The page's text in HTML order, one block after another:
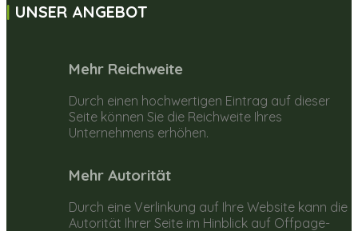
UNSER ANGEBOT
Mehr Reichweite
Durch einen hochwertigen Eintrag auf dieser
Seite können Sie die Reichweite Ihres
Unternehmens erhöhen.
Mehr Autorität
Durch eine Verlinkung auf Ihre Website kann die
Autorität Ihrer Seite im Hinblick auf Offpage-